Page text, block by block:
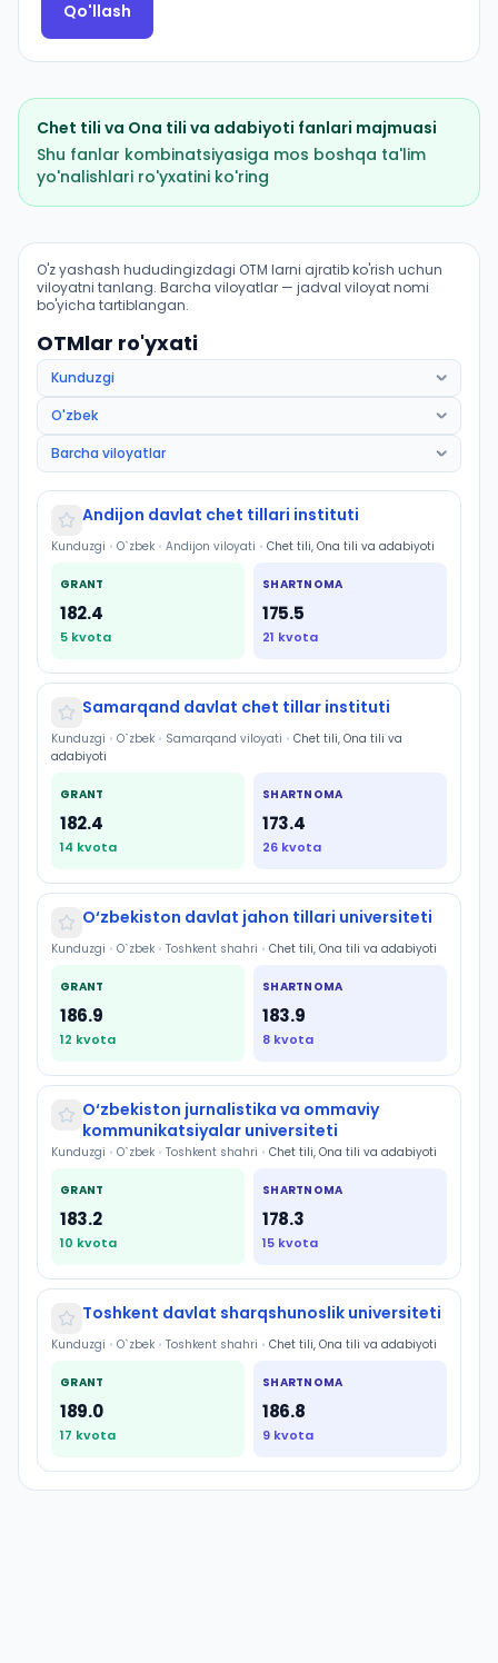
Qo'llash
Chet tili va Ona tili va adabiyoti fanlari majmuasi
Shu fanlar kombinatsiyasiga mos boshqa ta'lim
yo'nalishlari ro'yxatini ko'ring
Filologiya va tillarni oʻqitish: arab tili: OTM lar
O'z yashash hududingizdagi OTM larni ajratib ko'rish uchun
viloyatni tanlang. Barcha viloyatlar — jadval viloyat nomi
bo'yicha tartiblangan.
OTMlar ro'yxati
Andijon davlat chet tillari instituti
Kunduzgi • O`zbek • Andijon viloyati • Chet tili, Ona tili va adabiyoti
GRANT
182.4
5 kvota
SHARTNOMA
175.5
21 kvota
Samarqand davlat chet tillar instituti
Kunduzgi • O`zbek • Samarqand viloyati • Chet tili, Ona tili va
adabiyoti
GRANT
182.4
14 kvota
SHARTNOMA
173.4
26 kvota
O‘zbekiston davlat jahon tillari universiteti
Kunduzgi • O`zbek • Toshkent shahri • Chet tili, Ona tili va adabiyoti
GRANT
186.9
12 kvota
SHARTNOMA
183.9
8 kvota
O‘zbekiston jurnalistika va ommaviy
kommunikatsiyalar universiteti
Kunduzgi • O`zbek • Toshkent shahri • Chet tili, Ona tili va adabiyoti
GRANT
183.2
10 kvota
SHARTNOMA
178.3
15 kvota
Toshkent davlat sharqshunoslik universiteti
Kunduzgi • O`zbek • Toshkent shahri • Chet tili, Ona tili va adabiyoti
GRANT
189.0
17 kvota
SHARTNOMA
186.8
9 kvota